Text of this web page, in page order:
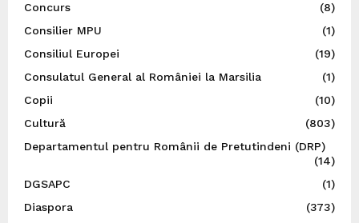
Concurs
(8)
Consilier MPU
(1)
Consiliul Europei
(19)
Consulatul General al României la Marsilia
(1)
Copii
(10)
Cultură
(803)
Departamentul pentru Românii de Pretutindeni (DRP)
(14)
DGSAPC
(1)
Diaspora
(373)